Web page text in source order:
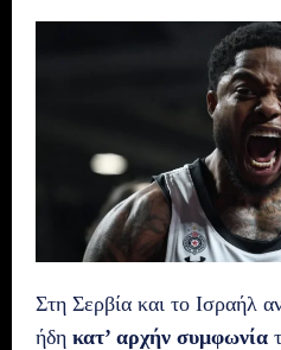
Στη Σερβία και το Ισραήλ
ήδη κατ’ αρχήν συμφωνία